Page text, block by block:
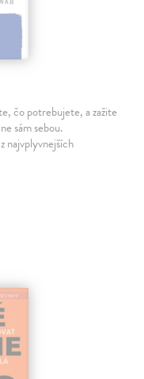
čo potrebujete, a zažite
sám sebou.
najvplyvnejších